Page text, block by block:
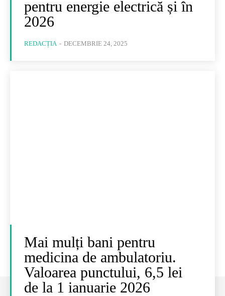
pentru energie electrică și în
2026
REDACȚIA - DECEMBRIE 24, 2025
Mai mulți bani pentru
medicina de ambulatoriu.
Valoarea punctului, 6,5 lei
de la 1 ianuarie 2026